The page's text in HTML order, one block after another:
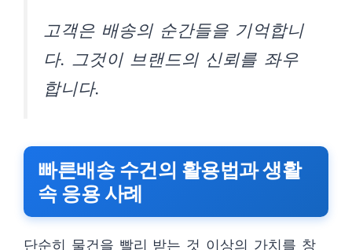
고객은 배송의 순간들을 기억합니
다. 그것이 브랜드의 신뢰를 좌우
합니다.
빠른배송 수건의 활용법과 생활
속 응용 사례
단순히 물건을 빨리 받는 것 이상의 가치를 창